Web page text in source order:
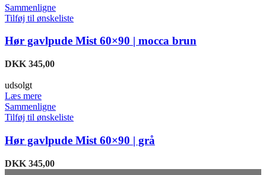
Sammenligne
Tilføj til ønskeliste
Hør gavlpude Mist 60×90 | mocca brun
DKK 345,00
udsolgt
Læs mere
Sammenligne
Tilføj til ønskeliste
Hør gavlpude Mist 60×90 | grå
DKK 345,00